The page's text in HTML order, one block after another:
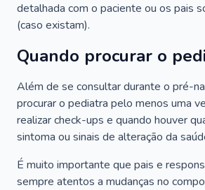
detalhada com o paciente ou os pais
(caso existam).
Quando procurar o
Além de se consultar durante o pré-
procurar o pediatra pelo menos uma
realizar check-ups e quando houver
sintoma ou sinais de alteração da
É muito importante que pais e
sempre atentos a mudanças no